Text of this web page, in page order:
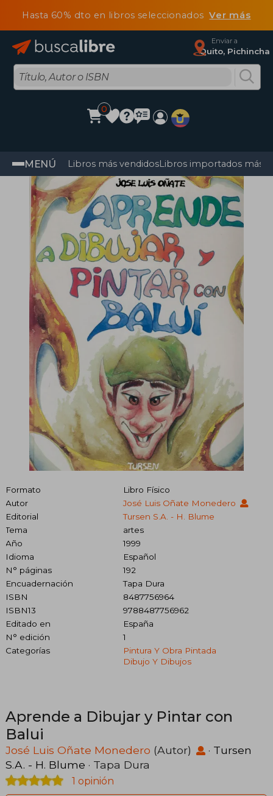
Hasta 60% dto en libros seleccionadosVer más
Enviar a
Quito, Pichincha
0
MENÚ Libros más vendidosLibros importados más
Formato
Libro Físico
Autor
José Luis Oñate Monedero
Editorial
Tursen S.A. - H. Blume
Tema
artes
Año
1999
Idioma
Español
N° páginas
192
Encuadernación
Tapa Dura
ISBN
8487756964
ISBN13
9788487756962
Editado en
España
N° edición
1
Categorías
Pintura Y Obra Pintada
Dibujo Y Dibujos
Aprende a Dibujar y Pintar con
Balui
José Luis Oñate Monedero (Autor) · Tursen
S.A. - H. Blume · Tapa Dura
1 opinión